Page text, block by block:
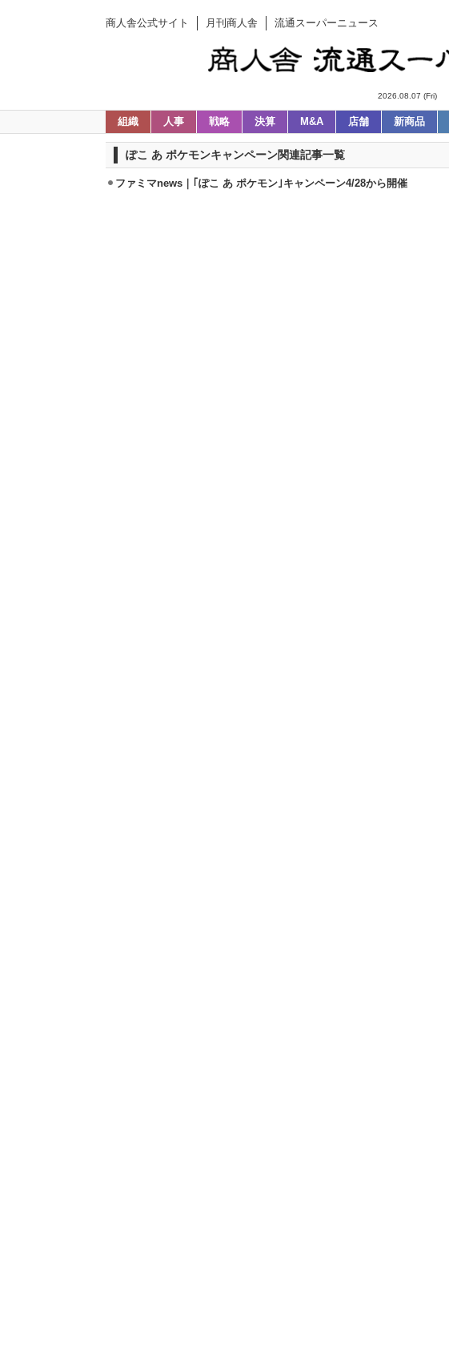
商人舎公式サイト 月刊商人舎 流通スーパーニュース
2026.08.07 (Fri)
組織 人事 戦略 決算 M&A 店舗 新商品
ぽこ あ ポケモンキャンペーン関連記事一覧
ファミマnews｜｢ぽこ あ ポケモン｣キャンペーン4/28から開催